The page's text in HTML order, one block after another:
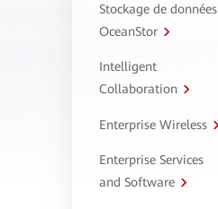
Stockage de données
OceanStor
Intelligent
Collaboration
Enterprise Wireless
Enterprise Services
and Software